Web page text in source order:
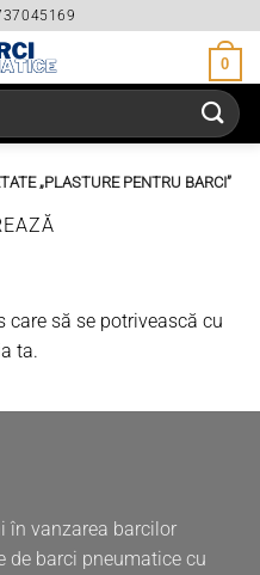
0
„PLASTURE PENTRU BARCI”
să se potrivească cu
ta.
în vanzarea barcilor
de barci pneumatice cu